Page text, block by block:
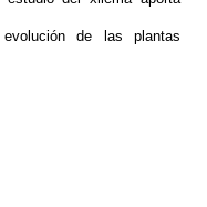
de las plantas